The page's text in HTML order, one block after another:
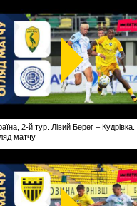
2-й тур. Лівий Берег – Кудрівка.
матчу